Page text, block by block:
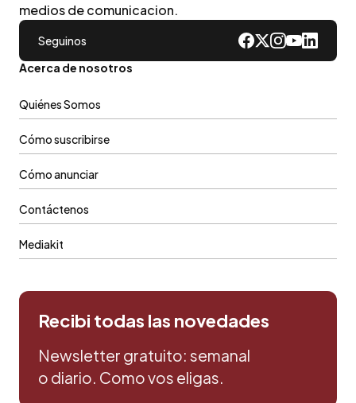
medios de comunicacion.
Seguinos
Acerca de nosotros
Quiénes Somos
Cómo suscribirse
Cómo anunciar
Contáctenos
Mediakit
Recibi todas las novedades
Newsletter gratuito: semanal
o diario. Como vos eligas.